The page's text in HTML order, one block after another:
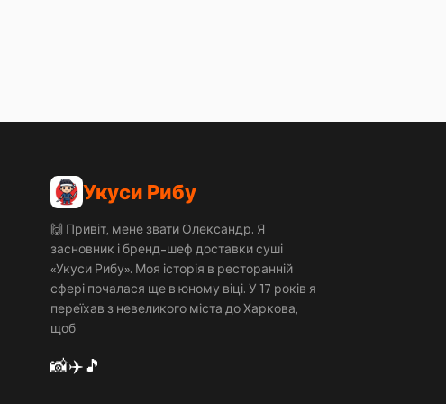
Укуси Рибу
🙌 Привіт, мене звати Олександр. Я
засновник і бренд-шеф доставки суші
«Укуси Рибу». Моя історія в ресторанній
сфері почалася ще в юному віці. У 17 років я
переїхав з невеликого міста до Харкова,
щоб
📸✈️🎵